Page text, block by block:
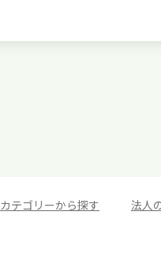
カテゴリーから探す 法人